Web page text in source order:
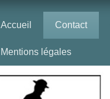
Accueil Contact
Mentions légales